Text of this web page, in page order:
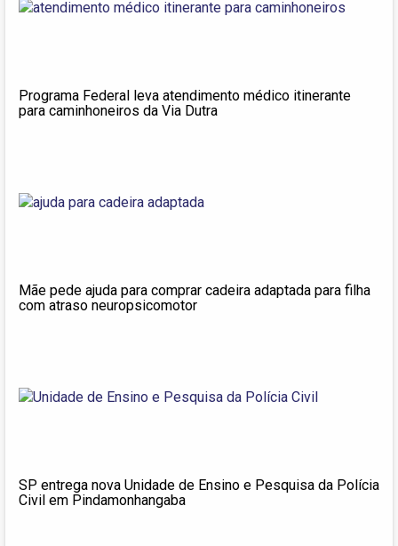
Programa Federal leva atendimento médico itinerante
para caminhoneiros da Via Dutra
Mãe pede ajuda para comprar cadeira adaptada para filha
com atraso neuropsicomotor
SP entrega nova Unidade de Ensino e Pesquisa da Polícia
Civil em Pindamonhangaba